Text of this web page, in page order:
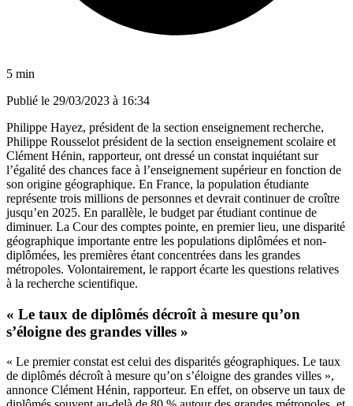
5 min
Publié le 29/03/2023 à 16:34
Philippe Hayez, président de la section enseignement recherche,
Philippe Rousselot président de la section enseignement scolaire et
Clément Hénin, rapporteur, ont dressé un constat inquiétant sur
l’égalité des chances face à l’enseignement supérieur en fonction de
son origine géographique. En France, la population étudiante
représente trois millions de personnes et devrait continuer de croître
jusqu’en 2025. En parallèle, le budget par étudiant continue de
diminuer. La Cour des comptes pointe, en premier lieu, une disparité
géographique importante entre les populations diplômées et non-
diplômées, les premières étant concentrées dans les grandes
métropoles. Volontairement, le rapport écarte les questions relatives
à la recherche scientifique.
« Le taux de diplômés décroît à mesure qu’on
s’éloigne des grandes villes »
« Le premier constat est celui des disparités géographiques. Le taux
de diplômés décroît à mesure qu’on s’éloigne des grandes villes »,
annonce Clément Hénin, rapporteur. En effet, on observe un taux de